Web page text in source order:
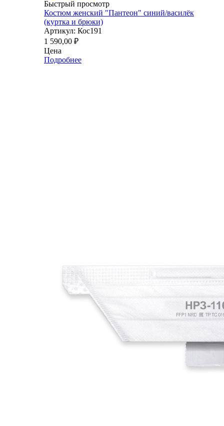
Быстрый просмотр
Костюм женский "Пантеон" синий/василёк
(куртка и брюки)
Артикул: Кос191
1 590,00 ₽
Цена
Подробнее